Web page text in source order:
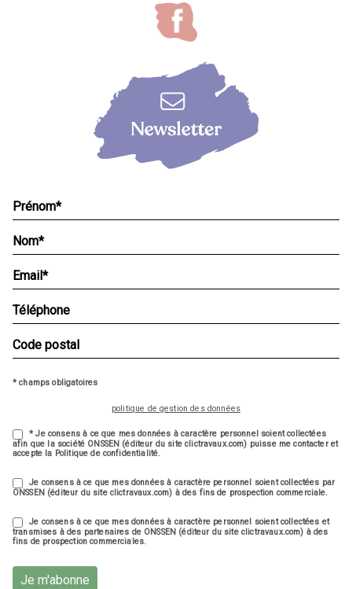
* champs obligatoires
politique de gestion des données
* Je consens à ce que mes données à caractère personnel soient collectées
afin que la société ONSSEN (éditeur du site clictravaux.com) puisse me contacter et
accepte la Politique de confidentialité.
Je consens à ce que mes données à caractère personnel soient collectées par
ONSSEN (éditeur du site clictravaux.com) à des fins de prospection commerciale.
Je consens à ce que mes données à caractère personnel soient collectées et
transmises à des partenaires de ONSSEN (éditeur du site clictravaux.com) à des
fins de prospection commerciales.
Je m'abonne